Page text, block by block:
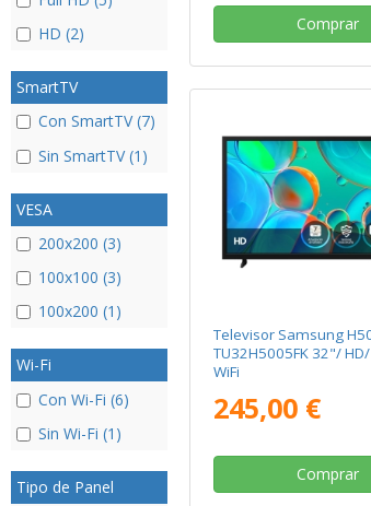
HD (2)
SmartTV
Con SmartTV (7)
Sin SmartTV (1)
VESA
200x200 (3)
100x100 (3)
100x200 (1)
Wi-Fi
Con Wi-Fi (6)
Sin Wi-Fi (1)
Tipo de Panel
Comprar
Televisor Samsung
TU32H5005FK 32"/
WiFi
245,00 €
Comprar